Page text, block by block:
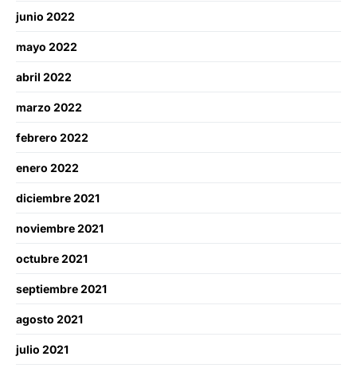
junio 2022
mayo 2022
abril 2022
marzo 2022
febrero 2022
enero 2022
diciembre 2021
noviembre 2021
octubre 2021
septiembre 2021
agosto 2021
julio 2021